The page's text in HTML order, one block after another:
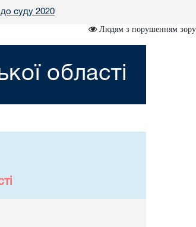
суду 2020
Людям з порушенням зору
області